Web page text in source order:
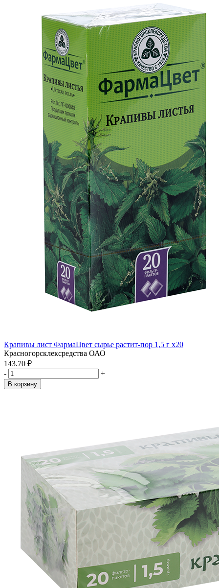
Крапивы лист ФармаЦвет сырье растит-пор 1,5 г x20
Красногорсклексредства ОАО
143.70 ₽
-
+
В корзину